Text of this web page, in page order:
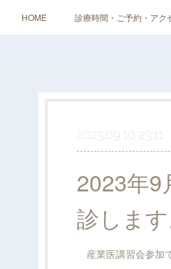
HOME 診療時間・ご予約・アク
2023.09.10 23:11
2023年9
診します
産業医講習会参加